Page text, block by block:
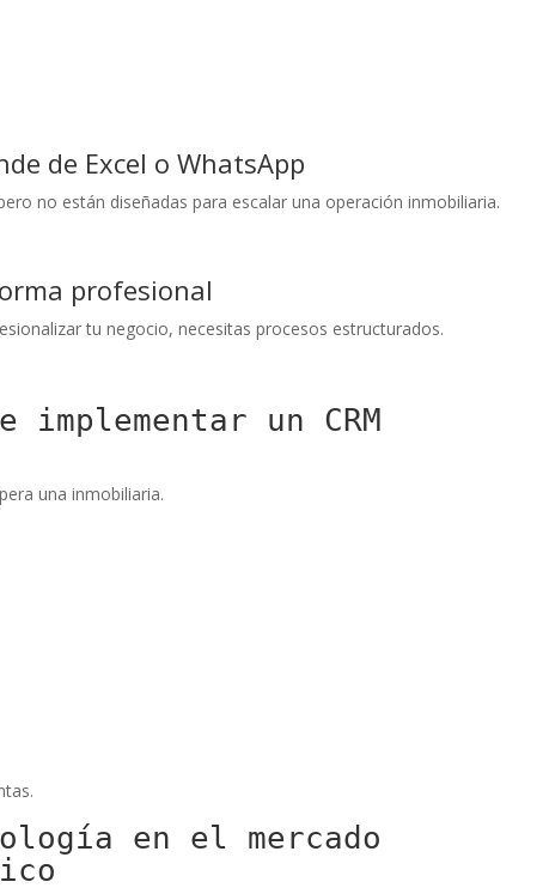
de Excel o WhatsApp
no están diseñadas para escalar una operación inmobiliaria.
profesional
tu negocio, necesitas procesos estructurados.
un CRM
una inmobiliaria.
en el mercado